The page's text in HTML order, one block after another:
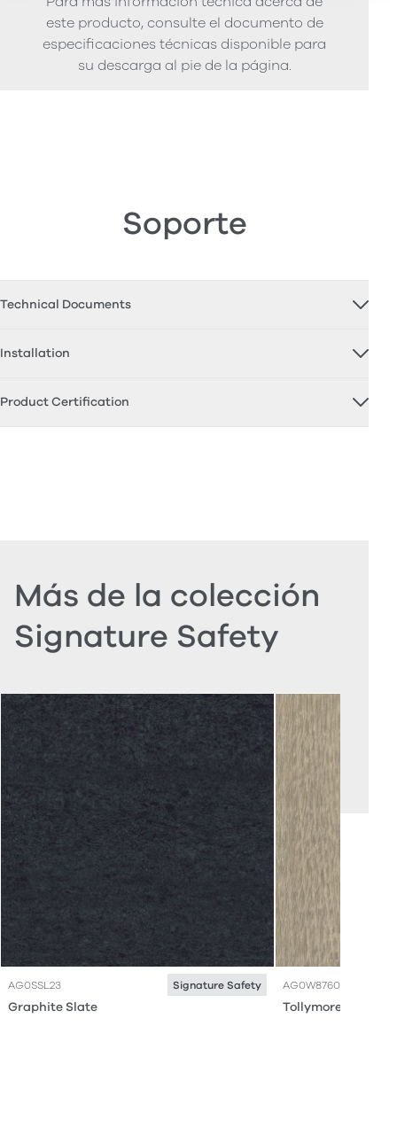
este producto, consulte el documento de
especificaciones técnicas disponible para
su descarga al pie de la página.
Soporte
Technical Documents
Installation
Product Certification
Más de la colección
Signature Safety
AG0SSL23 Signature Safety
Graphite Slate
AG0W8760
Tollymore Oak